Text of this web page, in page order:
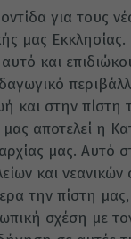
για τους
μας
αυτό και
και στην πίστη
αποτελεί η
μας. Αυτό
και
την πίστη
σχέση με